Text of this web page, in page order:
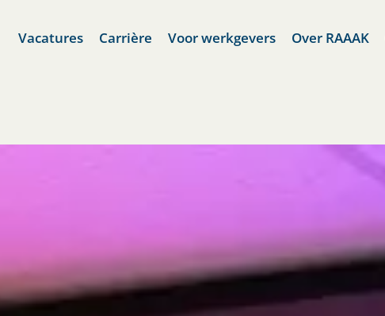
Vacatures Carrière Voor werkgevers Over RAAAK